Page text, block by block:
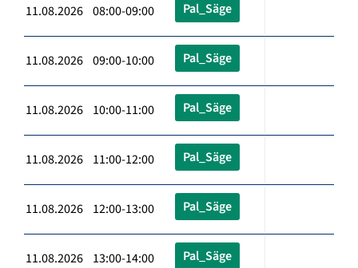
11.08.2026 08:00-09:00 Pal_Säge
11.08.2026 09:00-10:00 Pal_Säge
11.08.2026 10:00-11:00 Pal_Säge
11.08.2026 11:00-12:00 Pal_Säge
11.08.2026 12:00-13:00 Pal_Säge
11.08.2026 13:00-14:00 Pal_Säge